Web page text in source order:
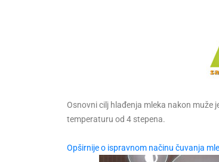
Osnovni cilj hlađenja mleka nakon
temperaturu od 4 stepena.
Opširnije o ispravnom načinu čuvanja